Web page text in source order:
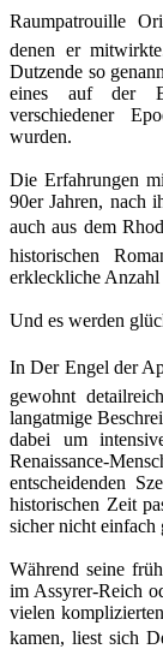
Raumpatrouille
denen er
Dutzende so
eines auf der
verschiedener
wurden.
Die Erfahrungen
90er Jahren, nach
auch aus dem
historischen
erkleckliche Anzahl
Und es werden
In Der Engel der
gewohnt
langatmige
dabei um
Renaissance-
entscheidenden
historischen Zeit
sicher nicht einfach
Während seine
im Assyrer-Reich
vielen
kamen, liest sich